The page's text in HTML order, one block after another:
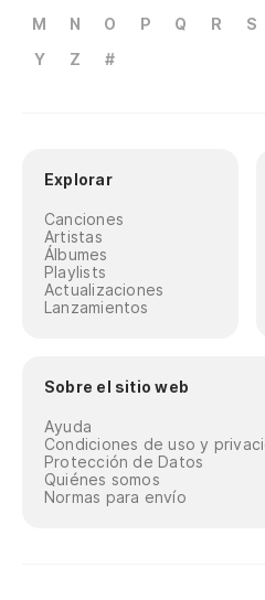
M
N O P Q R S
Y
Z #
Explorar
Canciones
Artistas
Álbumes
Playlists
Actualizaciones
Lanzamientos
Sobre el sitio web
Ayuda
Condiciones de uso y
Protección de Datos
Quiénes somos
Normas para envío